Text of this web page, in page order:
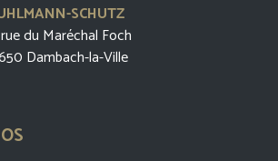
SCHUTZ
du Maréchal Foch
Dambach-la-Ville